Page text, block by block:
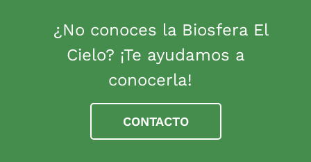
¿No conoces la Biosfera El
Cielo? ¡Te ayudamos a
conocerla!
CONTACTO